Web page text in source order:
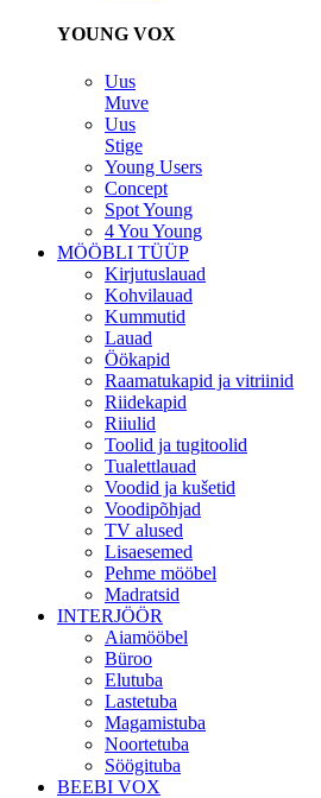
YOUNG VOX
Uus
Muve
Uus
Stige
Young Users
Concept
Spot Young
4 You Young
MÖÖBLI TÜÜP
Kirjutuslauad
Kohvilauad
Kummutid
Lauad
Öökapid
Raamatukapid ja vitriinid
Riidekapid
Riiulid
Toolid ja tugitoolid
Tualettlauad
Voodid ja kušetid
Voodipõhjad
TV alused
Lisaesemed
Pehme mööbel
Madratsid
INTERJÖÖR
Aiamööbel
Büroo
Elutuba
Lastetuba
Magamistuba
Noortetuba
Söögituba
BEEBI VOX